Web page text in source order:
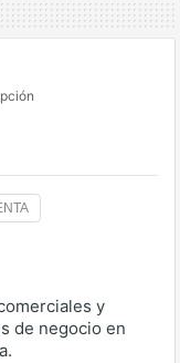
y
de negocio en